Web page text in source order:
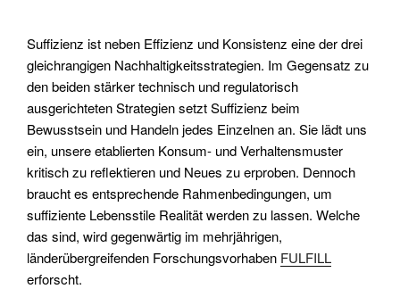
Suffizienz ist neben Effizienz und Konsistenz eine der drei
gleichrangigen Nachhaltigkeitsstrategien. Im Gegensatz zu
den beiden stärker technisch und regulatorisch
ausgerichteten Strategien setzt Suffizienz beim
Bewusstsein und Handeln jedes Einzelnen an. Sie lädt uns
ein, unsere etablierten Konsum- und Verhaltensmuster
kritisch zu reflektieren und Neues zu erproben. Dennoch
braucht es entsprechende Rahmenbedingungen, um
suffiziente Lebensstile Realität werden zu lassen. Welche
das sind, wird gegenwärtig im mehrjährigen,
länderübergreifenden Forschungsvorhaben FULFILL
erforscht.